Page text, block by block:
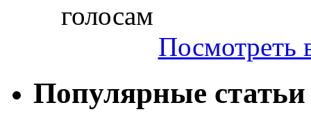
голосам
Посмотреть
Популярные статьи